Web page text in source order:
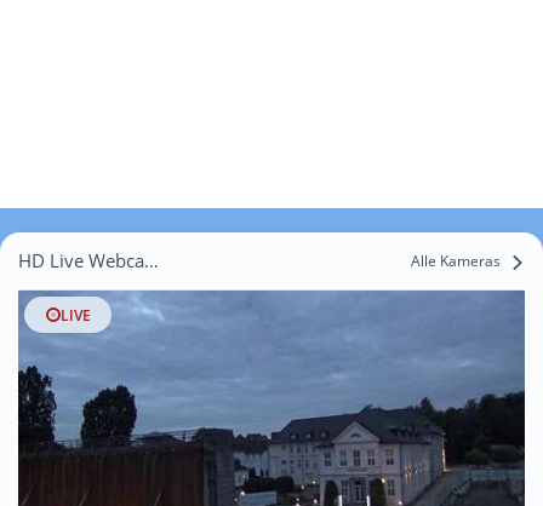
HD Live Webcams Köhlterholz Alle Kameras
LIVE